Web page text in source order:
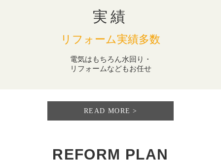
実績
リフォーム実績多数
電気はもちろん水回り・
リフォームなどもお任せ
READ MORE
REFORM PLAN